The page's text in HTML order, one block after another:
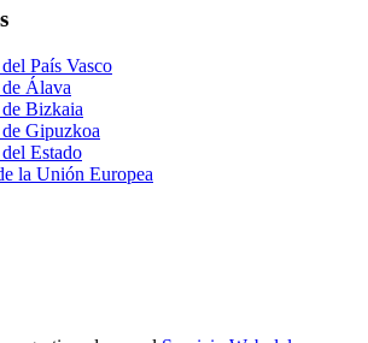
País Vasco
Álava
Bizkaia
Gipuzkoa
Estado
la Unión Europea